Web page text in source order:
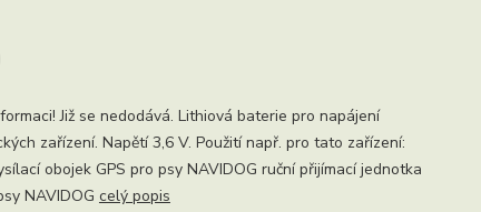
Již se nedodává. Lithiová baterie pro napájení
zařízení. Napětí 3,6 V. Použití např. pro tato zařízení:
obojek GPS pro psy NAVIDOG ruční přijímací jednotka
NAVIDOG celý popis